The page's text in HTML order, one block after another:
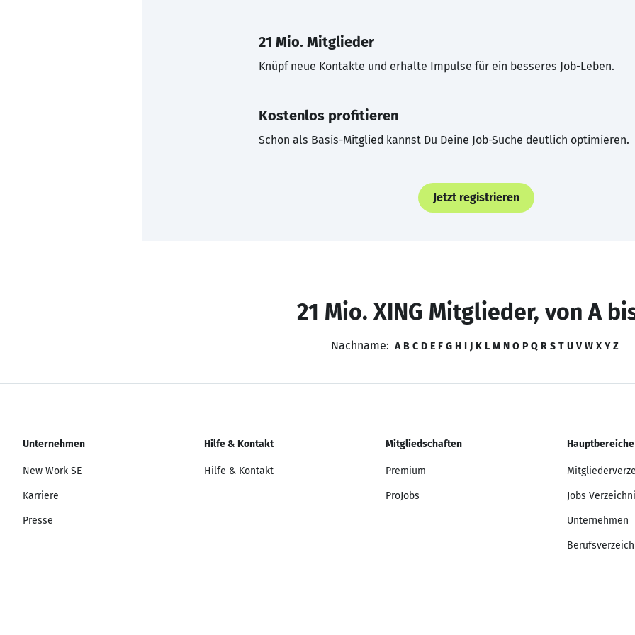
21 Mio. Mitglieder
Knüpf neue Kontakte und erhalte Impulse für ein besseres Job-Leben.
Kostenlos profitieren
Schon als Basis-Mitglied kannst Du Deine Job-Suche deutlich optimieren.
Jetzt registrieren
21 Mio. XING Mitglieder, von A
Nachname: A B C D E F G H I J K L M N O P Q R S T U V W X Y Z
Unternehmen
New Work SE
Karriere
Presse
Hilfe & Kontakt
Hilfe & Kontakt
Mitgliedschaften
Premium
ProJobs
Hauptbereiche
Jobs
Unternehmen